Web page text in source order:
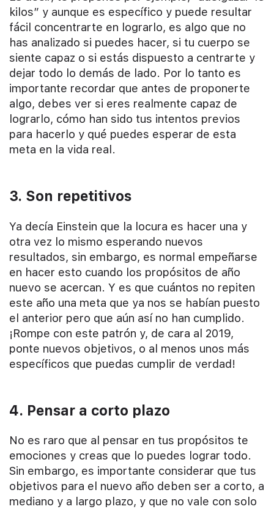
kilos” y aunque es específico y puede resultar
fácil concentrarte en lograrlo, es algo que no
has analizado si puedes hacer, si tu cuerpo se
siente capaz o si estás dispuesto a centrarte y
dejar todo lo demás de lado. Por lo tanto es
importante recordar que antes de proponerte
algo, debes ver si eres realmente capaz de
lograrlo, cómo han sido tus intentos previos
para hacerlo y qué puedes esperar de esta
meta en la vida real.
3. Son repetitivos
Ya decía Einstein que la locura es hacer una y
otra vez lo mismo esperando nuevos
resultados, sin embargo, es normal empeñarse
en hacer esto cuando los propósitos de año
nuevo se acercan. Y es que cuántos no repiten
este año una meta que ya nos se habían puesto
el anterior pero que aún así no han cumplido.
¡Rompe con este patrón y, de cara al 2019,
ponte nuevos objetivos, o al menos unos más
específicos que puedas cumplir de verdad!
4. Pensar a corto plazo
No es raro que al pensar en tus propósitos te
emociones y creas que lo puedes lograr todo.
Sin embargo, es importante considerar que tus
objetivos para el nuevo año deben ser a corto, a
mediano y a largo plazo, y que no vale con solo